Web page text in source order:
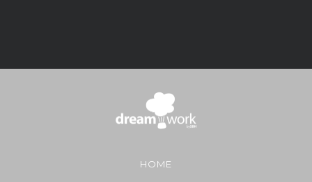
HOME